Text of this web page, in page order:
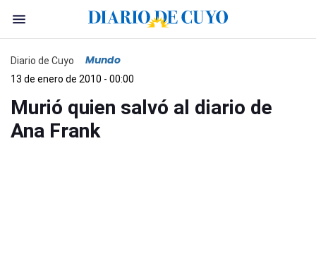
Diario de Cuyo Mundo
13 de enero de 2010 - 00:00
Murió quien salvó al diario de
Ana Frank